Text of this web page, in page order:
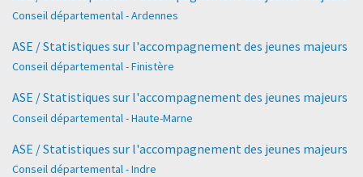
Conseil départemental - Ardennes
ASE / Statistiques sur l'accompagnement des jeunes majeurs
Conseil départemental - Finistère
ASE / Statistiques sur l'accompagnement des jeunes majeurs
Conseil départemental - Haute-Marne
ASE / Statistiques sur l'accompagnement des jeunes majeurs
Conseil départemental - Indre